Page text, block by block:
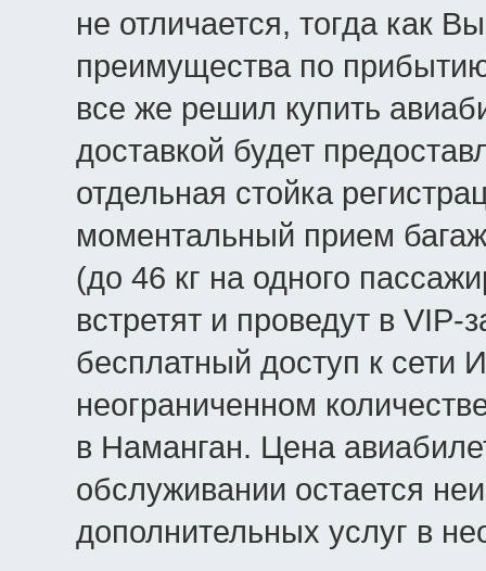
не отличается, тогда как
преимущества по
все же решил купить
доставкой будет
отдельная стойка
моментальный прием
(до 46 кг на одного
встретят и проведут в VIP-
бесплатный доступ к сети
неограниченном
в Наманган. Цена
обслуживании остается
дополнительных услуг в